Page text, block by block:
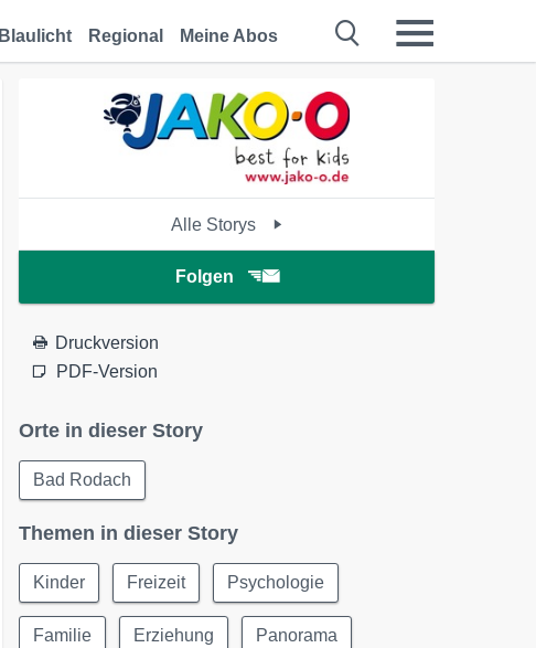
Blaulicht Regional Meine Abos
Alle Storys
Folgen
Druckversion
PDF-Version
Orte in dieser Story
Bad Rodach
Themen in dieser Story
Kinder Freizeit Psychologie
Familie Erziehung Panorama